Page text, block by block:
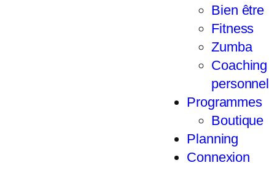
Bien être
Fitness
Zumba
Coaching
personnel
Programmes
Boutique
Planning
Connexion